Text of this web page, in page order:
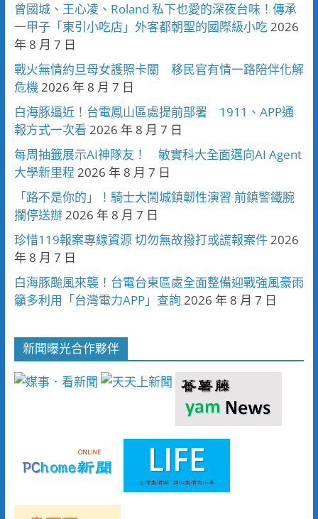
曾國城、王心凌、Roland 私下也愛的深夜台味！傳承
一甲子「東引小吃店」外客都朝聖的國際級小吃2026
年 8 月 7 日
戰火無情約旦母女護照卡關 移民官有情一路陪伴化解
危機2026 年 8 月 7 日
白海豚逼近！台電鳳山區處提前部署 1911、APP通
報方式一次看 2026 年 8 月 7 日
每周抽籤展示AI神隊友！ 敏實科大全面邁向AI Agent
大學新里程 2026 年 8 月 7 日
「路不是你的」！騎士大鬧城鎮韌性演習 前鎮警鐵腕
攔停送辦2026 年 8 月 7 日
珍惜119報案專線資源 切勿無故撥打或謊報案件2026
年 8 月 7 日
白海豚颱風來襲！台電台東區處全面整備迎戰強風豪雨
籲多利用「台灣電力APP」查詢 2026 年 8 月 7 日
新聞曝光合作夥伴